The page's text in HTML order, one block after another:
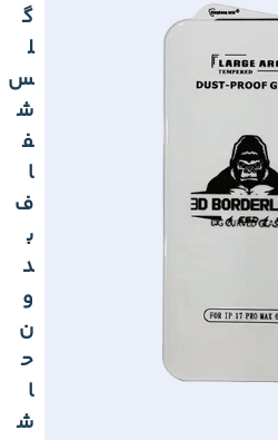
گ
ل
س
ش
ف
ا
ف
ب
د
و
ن
ح
ا
ش